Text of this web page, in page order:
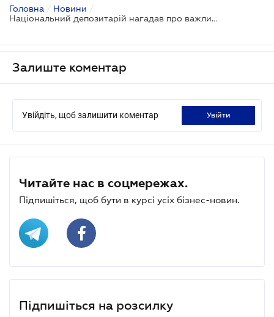
Головна / Новини /
Національний депозитарій нагадав про важливість урегулювання питання номінального утримувача
Залиште коментар
Увійдіть, щоб залишити коментар увійти
Читайте нас в соцмережах.
Підпишіться, щоб бути в курсі усіх бізнес-новин.
Підпишіться на розсилку